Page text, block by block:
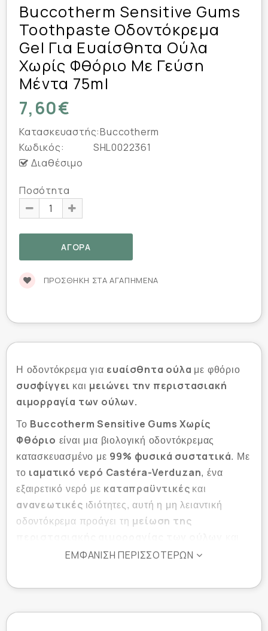
Buccotherm Sensitive Gums
Toothpaste Οδοντόκρεμα
Gel Για Ευαίσθητα Ούλα
Χωρίς Φθόριο Με Γεύση
Μέντα 75ml
7,60€
Κατασκευαστής:Buccotherm
Κωδικός:
SHL0022361
Διαθέσιμο
Ποσότητα
ΠΡΟΣΘΉΚΗ ΣΤΑ ΑΓΑΠΗΜΈΝΑ
Η οδοντόκρεμα για ευαίσθητα ούλα με φθόριο
συσφίγγει και μειώνει την περιστασιακή
αιμορραγία των ούλων.
Το Buccotherm Sensitive Gums Χωρίς
Φθόριο είναι μια βιολογική οδοντόκρεμας
κατασκευασμένο με 99% φυσικά συστατικά. Με
το ιαματικό νερό Castéra-Verduzan, ένα
εξαιρετικό νερό με καταπραϋντικές και
ανανεωτικές ιδιότητες, αυτή η μη λειαντική
οδοντόκρεμα προάγει τη μείωση της
της υπερευαισθησίας.
καταπραΰνοντας γρήγορα και απαλά κατά την
ΕΜΦΆΝΙΣΗ ΠΕΡΙΣΣΌΤΕΡΩΝ